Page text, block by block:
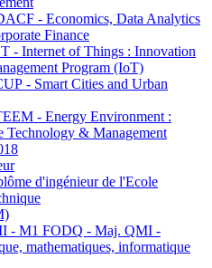
- Economics, Data Analytics
Finance
- Internet of Things : Innovation
Program (IoT)
- Smart Cities and Urban
- Energy Environment :
Technology & Management
d'ingénieur de l'Ecole
- M1 FODQ - Maj. QMI -
mathematiques, informatique